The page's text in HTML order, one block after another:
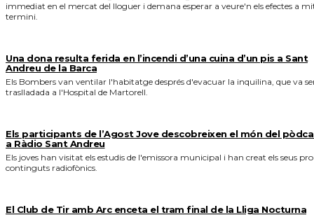
immediat en el mercat del lloguer i demana esperar a veure'n els efectes a
termini.
Una dona resulta ferida en l’incendi d’una cuina d’un pis a Sant
Andreu de la Barca
Els Bombers van ventilar l'habitatge després d'evacuar la inquilina, que va
traslladada a l'Hospital de Martorell.
Els participants de l’Agost Jove descobreixen el món del
a Ràdio Sant Andreu
Els joves han visitat els estudis de l'emissora municipal i han creat els seus
continguts radiofònics.
El Club de Tir amb Arc enceta el tram final de la Lliga Nocturna